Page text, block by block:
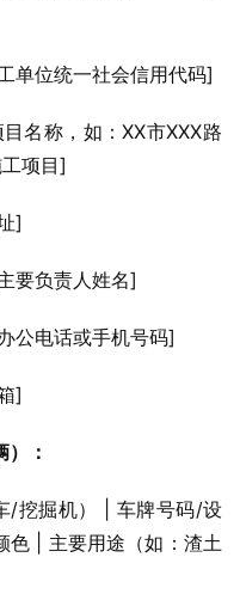
单位统一社会信用代码]
名称，如：XX市XXX路
项目]
]
要负责人姓名]
公电话或手机号码]
]
：
/挖掘机） | 车牌号码/设
色 | 主要用途（如：渣土